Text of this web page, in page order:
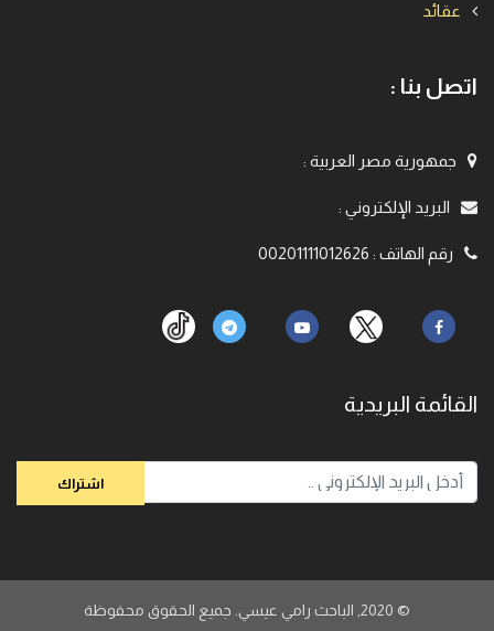
عقائد
اتصل بنا :
جمهورية مصر العربية :
البريد الإلكتروني :
رقم الهاتف :
00201111012626
القائمة البريدية
© 2020,
الباحث رامي عيسي. جميع الحقوق محفوظة